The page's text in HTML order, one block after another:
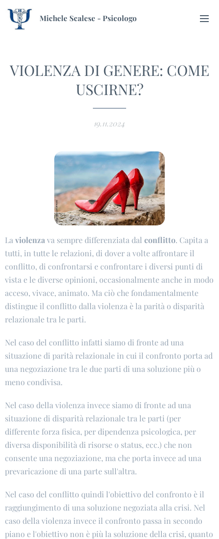
Michele Scalese - Psicologo
VIOLENZA DI GENERE: COME
USCIRNE?
19.11.2024
La violenza va sempre differenziata dal conflitto. Capita a
tutti, in tutte le relazioni, di dover a volte affrontare il
conflitto, di confrontarsi e confrontare i diversi punti di
vista e le diverse opinioni, occasionalmente anche in modo
acceso, vivace, animato. Ma ciò che fondamentalmente
distingue il conflitto dalla violenza è la parità o disparità
relazionale tra le parti.
Nel caso del conflitto infatti siamo di fronte ad una
situazione di parità relazionale in cui il confronto porta ad
una negoziazione tra le due parti di una soluzione più o
meno condivisa.
Nel caso della violenza invece siamo di fronte ad una
situazione di disparità relazionale tra le parti (per
differente forza fisica, per dipendenza psicologica, per
diversa disponibilità di risorse o status, ecc.) che non
consente una negoziazione, ma che porta invece ad una
prevaricazione di una parte sull'altra.
Nel caso del conflitto quindi l'obiettivo del confronto è il
raggiungimento di una soluzione negoziata alla crisi. Nel
caso della violenza invece il confronto passa in secondo
piano e l'obiettivo non è più la soluzione della crisi, quanto